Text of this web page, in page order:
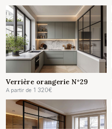
Verrière orangerie N°29
A partir de 1 320€